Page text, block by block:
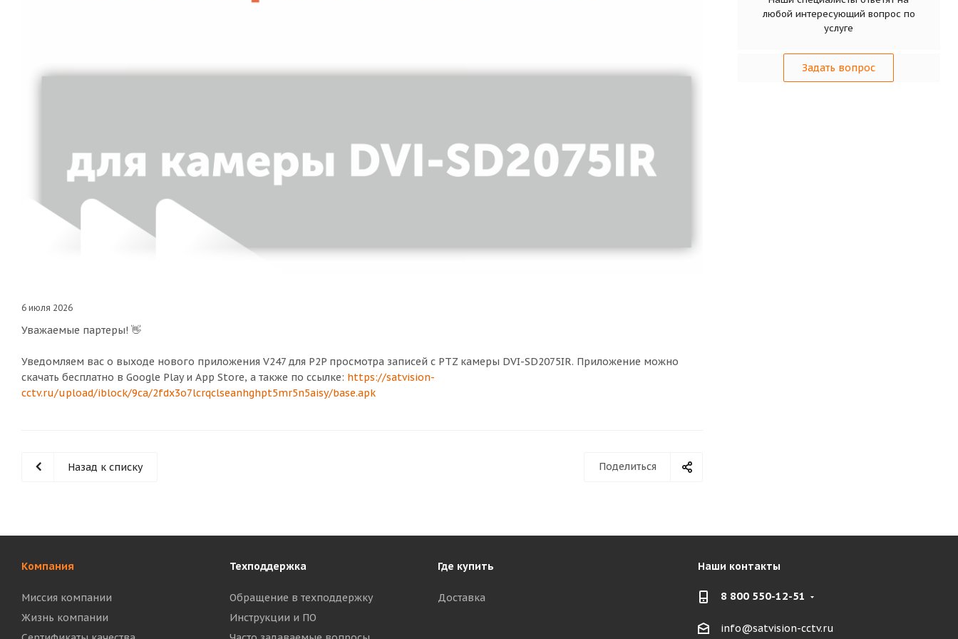
6 июля 2026
Уважаемые партеры! 👋
Уведомляем вас о выходе нового приложения V247 для P2P просмотра записей с PTZ камеры DVI-SD2075IR. Приложение можно
скачать бесплатно в Google Play и App Store, а также по ссылке: https://satvision-
cctv.ru/upload/iblock/9ca/2fdx3o7lcrqclseanhghpt5mr5n5aisy/base.apk
любой интересующий вопрос по
услуге
Задать вопрос
Поделиться
Назад к списку
Компания
Миссия компании
Жизнь компании
Техподдержка
Обращение в техподдержку
Инструкции и ПО
Где купить
Доставка
Наши контакты
8 800 550-12-51
info@satvision-cctv.ru